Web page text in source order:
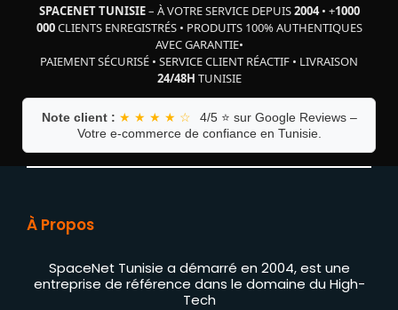
SPACENET TUNISIE– À VOTRE SERVICE DEPUIS2004• +1000
000CLIENTS ENREGISTRÉS• PRODUITS 100% AUTHENTIQUES
AVEC GARANTIE•
PAIEMENT SÉCURISÉ • SERVICE CLIENT RÉACTIF • LIVRAISON
24/48H TUNISIE
Note client : ★ ★ ★ ★ ☆
4/5 ⭐ sur Google Reviews –
Votre e-commerce de confiance en Tunisie.
À Propos
SpaceNet Tunisie a démarré en 2004, est une
entreprise de référence dans le domaine du High-
Tech